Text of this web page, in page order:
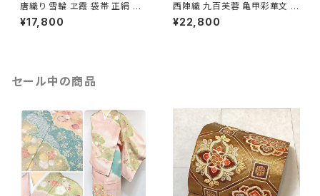
唐織り 雪輪 ヱ霞 袋帯 正絹 金
糸 白 ピンク 水色 紫 パステルカ
ラー 531
¥17,800
西陣織 九百芙蓉 亀甲彩華文 唐
織り 袋帯 正絹 金糸 クリーム色
白 667
¥22,800
セール中の商品